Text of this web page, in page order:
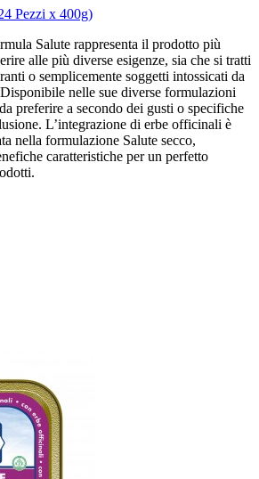
Pezzi x 400g)
Salute rappresenta il prodotto più
alle più diverse esigenze, sia che si tratti
o semplicemente soggetti intossicati da
nelle sue diverse formulazioni
preferire a secondo dei gusti o specifiche
L’integrazione di erbe officinali è
nella formulazione Salute secco,
caratteristiche per un perfetto